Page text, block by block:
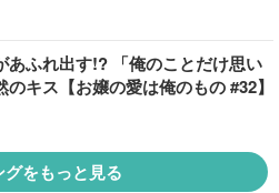
あふれ出す!? 「俺のことだけ思い
キス【お嬢の愛は俺のもの #32】
グをもっと見る